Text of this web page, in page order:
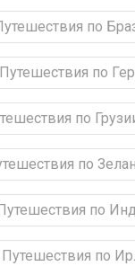
по
Путешествия по
по
по
Путешествия по
Путешествия по